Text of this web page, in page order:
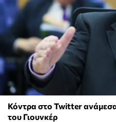
Κόντρα στο Twitter
του Γιουνκέρ